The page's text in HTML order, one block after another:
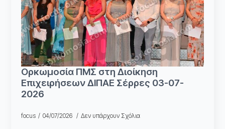
Ορκωμοσία ΠΜΣ στη Διοίκηση
Επιχειρήσεων ΔΙΠΑΕ Σέρρες 03-07-
2026
focus 04/07/2026 Δεν υπάρχουν Σχόλια